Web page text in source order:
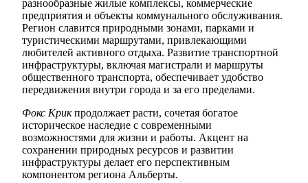
разнообразные жилые комплексы, коммерческие
предприятия и объекты коммунального обслуживания.
Регион славится природными зонами, парками и
туристическими маршрутами, привлекающими
любителей активного отдыха. Развитие транспортной
инфраструктуры, включая магистрали и маршруты
общественного транспорта, обеспечивает удобство
передвижения внутри города и за его пределами.
Фокс Крикпродолжает расти, сочетая богатое
историческое наследие с современными
возможностями для жизни и работы. Акцент на
сохранении природных ресурсов и развитии
инфраструктуры делает его перспективным
компонентом региона Альберты.